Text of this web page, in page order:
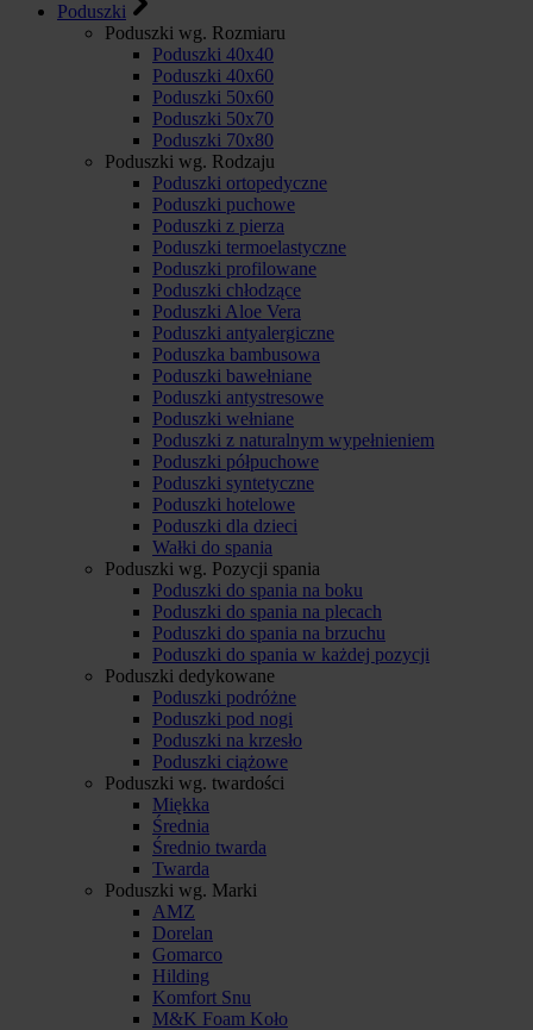
Poduszki
Poduszki wg. Rozmiaru
Poduszki 40x40
Poduszki 40x60
Poduszki 50x60
Poduszki 50x70
Poduszki 70x80
Poduszki wg. Rodzaju
Poduszki ortopedyczne
Poduszki puchowe
Poduszki z pierza
Poduszki termoelastyczne
Poduszki profilowane
Poduszki chłodzące
Poduszki Aloe Vera
Poduszki antyalergiczne
Poduszka bambusowa
Poduszki bawełniane
Poduszki antystresowe
Poduszki wełniane
Poduszki z naturalnym wypełnieniem
Poduszki półpuchowe
Poduszki syntetyczne
Poduszki hotelowe
Poduszki dla dzieci
Wałki do spania
Poduszki wg. Pozycji spania
Poduszki do spania na boku
Poduszki do spania na plecach
Poduszki do spania na brzuchu
Poduszki do spania w każdej pozycji
Poduszki dedykowane
Poduszki podróżne
Poduszki pod nogi
Poduszki na krzesło
Poduszki ciążowe
Poduszki wg. twardości
Miękka
Średnia
Średnio twarda
Twarda
Poduszki wg. Marki
AMZ
Dorelan
Gomarco
Hilding
Komfort Snu
M&K Foam Koło